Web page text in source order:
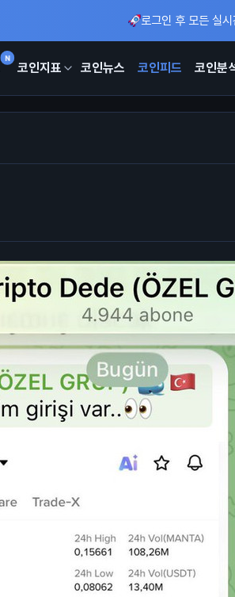
로그인 후 모든 실
N
코인지표 코인뉴스 코인피드 코인분